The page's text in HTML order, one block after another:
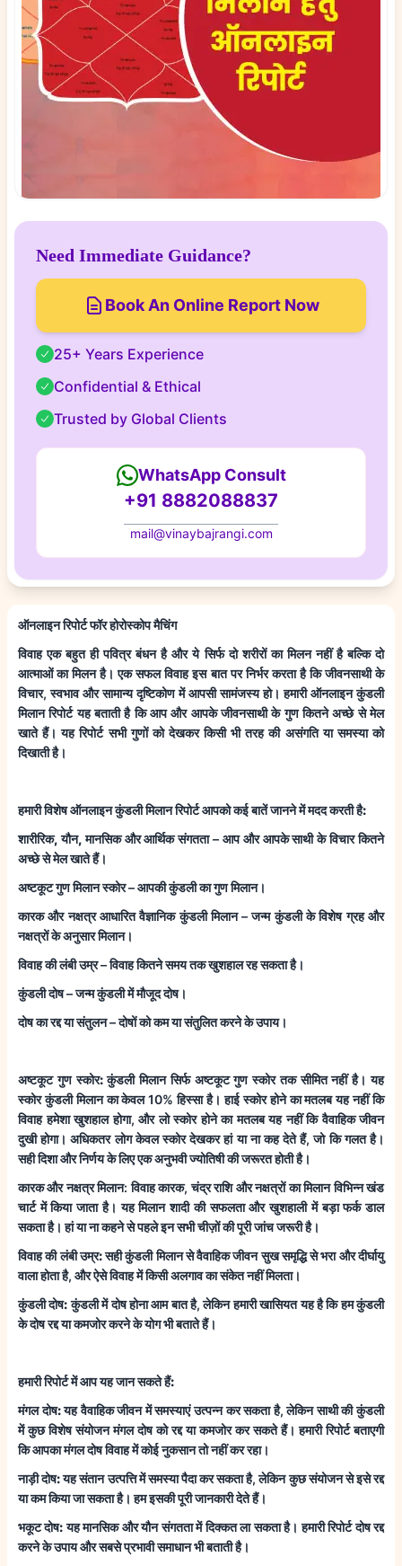
Need Immediate Guidance?
Book An Online Report Now
25+ Years Experience
Confidential & Ethical
Trusted by Global Clients
WhatsApp Consult
+91 8882088837
mail@vinaybajrangi.com
ऑनलाइन रिपोर्ट फॉर होरोस्कोप मैचिंग
विवाह एक बहुत ही पवित्र बंधन है और ये सिर्फ दो शरीरों का मिलन नहीं है बल्कि दो
आत्माओं का मिलन है। एक सफल विवाह इस बात पर निर्भर करता है कि जीवनसाथी के
विचार, स्वभाव और सामान्य दृष्टिकोण में आपसी सामंजस्य हो। हमारी ऑनलाइन कुंडली
मिलान रिपोर्ट यह बताती है कि आप और आपके जीवनसाथी के गुण कितने अच्छे से मेल
खाते हैं। यह रिपोर्ट सभी गुणों को देखकर किसी भी तरह की असंगति या समस्या को
दिखाती है।
हमारी विशेष ऑनलाइन कुंडली मिलान रिपोर्ट आपको कई बातें जानने में मदद करती है:
शारीरिक, यौन, मानसिक और आर्थिक संगतता– आप और आपके साथी के विचार कितने
अच्छे से मेल खाते हैं।
अष्टकूट गुण मिलान स्कोर– आपकी कुंडली का गुण मिलान।
कारक और नक्षत्र आधारित वैज्ञानिक कुंडली मिलान– जन्म कुंडली के विशेष ग्रह और
नक्षत्रों के अनुसार मिलान।
विवाह की लंबी उम्र– विवाह कितने समय तक खुशहाल रह सकता है।
कुंडली दोष– जन्म कुंडली में मौजूद दोष।
दोष का रद्द या संतुलन– दोषों को कम या संतुलित करने के उपाय।
अष्टकूट गुण स्कोर:कुंडली मिलान सिर्फ अष्टकूट गुण स्कोर तक सीमित नहीं है। यह
स्कोर कुंडली मिलान का केवल 10% हिस्सा है। हाई स्कोर होने का मतलब यह नहीं कि
विवाह हमेशा खुशहाल होगा, और लो स्कोर होने का मतलब यह नहीं कि वैवाहिक जीवन
दुखी होगा। अधिकतर लोग केवल स्कोर देखकर हां या ना कह देते हैं, जो कि गलत है।
सही दिशा और निर्णय के लिए एक अनुभवी ज्योतिषी की जरूरत होती है।
कारक और नक्षत्र मिलान: विवाह कारक, चंद्र राशि और नक्षत्रों का मिलान विभिन्न खंड
चार्ट में किया जाता है। यह मिलान शादी की सफलता और खुशहाली में बड़ा फर्क डाल
सकता है। हां या ना कहने से पहले इन सभी चीज़ों की पूरी जांच जरूरी है।
विवाह की लंबी उम्र:सही कुंडली मिलान से वैवाहिक जीवन सुख समृद्धि से भरा और दीर्घायु
वाला होता है, और ऐसे विवाह में किसी अलगाव का संकेत नहीं मिलता।
कुंडली दोष:कुंडली में दोष होना आम बात है, लेकिन हमारी खासियत यह है कि हम कुंडली
के दोष रद्द या कमजोर करने के योग भी बताते हैं।
हमारी रिपोर्ट में आप यह जान सकते हैं:
मंगल दोष:यह वैवाहिक जीवन में समस्याएं उत्पन्न कर सकता है, लेकिन साथी की कुंडली
में कुछ विशेष संयोजन मंगल दोष को रद्द या कमजोर कर सकते हैं। हमारी रिपोर्ट बताएगी
कि आपका मंगल दोष विवाह में कोई नुकसान तो नहीं कर रहा।
नाड़ी दोष:यह संतान उत्पत्ति में समस्या पैदा कर सकता है, लेकिन कुछ संयोजन से इसे रद्द
या कम किया जा सकता है। हम इसकी पूरी जानकारी देते हैं।
भकूट दोष:यह मानसिक और यौन संगतता में दिक्कत ला सकता है। हमारी रिपोर्ट दोष रद्द
करने के उपाय और सबसे प्रभावी समाधान भी बताती है।